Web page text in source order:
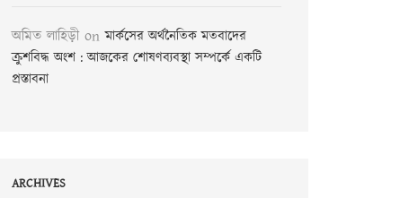
অমিত লাহিড়ীonমার্কসের অর্থনৈতিক মতবাদের
ক্রুশবিদ্ধ অংশ : আজকের শোষণব্যবস্থা সম্পর্কে একটি
প্রস্তাবনা
ARCHIVES